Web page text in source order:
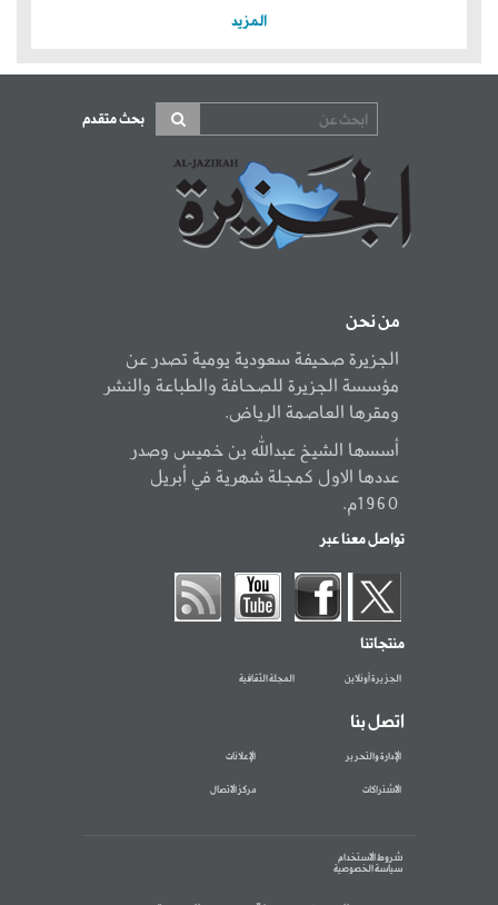
المزيد
بحث متقدم
من نحن
الجزيرة صحيفة سعودية يومية تصدر عن
مؤسسة الجزيرة للصحافة والطباعة والنشر
ومقرها العاصمة الرياض.
أسسها الشيخ عبدالله بن خميس وصدر
عددها الاول كمجلة شهرية في أبريل
1960م.
تواصل معنا عبر
منتجاتنا
الجزيرة أونلاين المجلة الثقافية
اتصل بنا
الإدارة والتحرير الإعلانات
الاشتراكات مركز الاتصال
شروط الاستخدام
سياسة الخصوصية